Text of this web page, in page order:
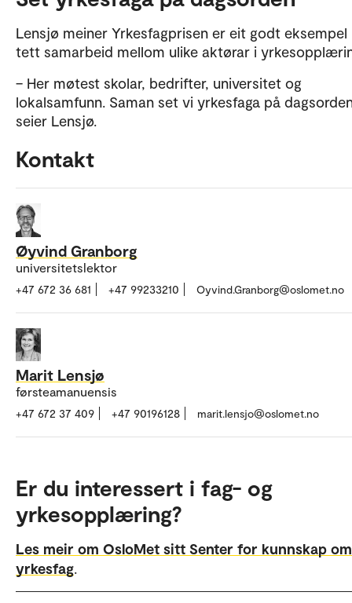
Lensjø meiner Yrkesfagprisen er eit godt eksempel
tett samarbeid mellom ulike aktørar i
– Her møtest skolar, bedrifter, universitet og
lokalsamfunn. Saman set vi yrkesfaga på
seier Lensjø.
Kontakt
Øyvind Granborg
universitetslektor
+47 672 36 681 +47 99233210 Oyvind.Granborg@oslomet.no
Marit Lensjø
førsteamanuensis
+47 672 37 409 +47 90196128 marit.lensjo@oslomet.no
Er du interessert i fag- og
yrkesopplæring?
Les meir om OsloMet sitt Senter for kunnskap om
yrkesfag.